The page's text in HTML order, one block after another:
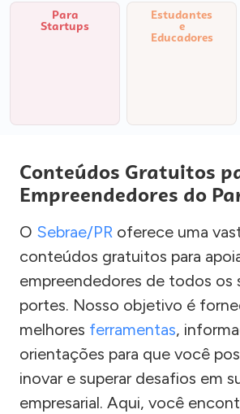
Para
Startups
Estudantes
e
Educadores
Conteúdos Gratuitos
Empreendedores do
O Sebrae/PR oferece uma
conteúdos gratuitos para
empreendedores de todos os
portes. Nosso objetivo é
melhores ferramentas,
orientações para que você
inovar e superar desafios em
empresarial. Aqui, você